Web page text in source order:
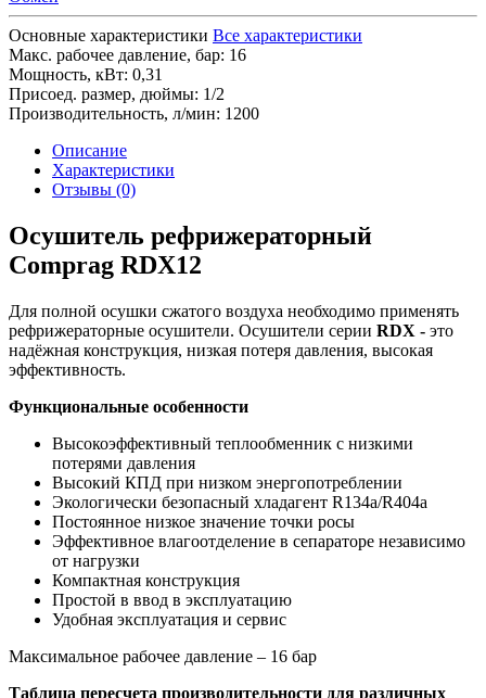
Основные характеристики Все характеристики
Макс. рабочее давление, бар: 16
Мощность, кВт: 0,31
Присоед. размер, дюймы: 1/2
Производительность, л/мин: 1200
Описание
Характеристики
Отзывы (0)
Осушитель рефрижераторный
Comprag RDX12
Для полной осушки сжатого воздуха необходимо применять
рефрижераторные осушители. Осушители серии RDX - это
надёжная конструкция, низкая потеря давления, высокая
эффективность.
Функциональные особенности
Высокоэффективный теплообменник с низкими
потерями давления
Высокий КПД при низком энергопотреблении
Экологически безопасный хладагент R134a/R404a
Постоянное низкое значение точки росы
Эффективное влагоотделение в сепараторе независимо
от нагрузки
Компактная конструкция
Простой в ввод в эксплуатацию
Удобная эксплуатация и сервис
Максимальное рабочее давление – 16 бар
Таблица пересчета производительности для различных